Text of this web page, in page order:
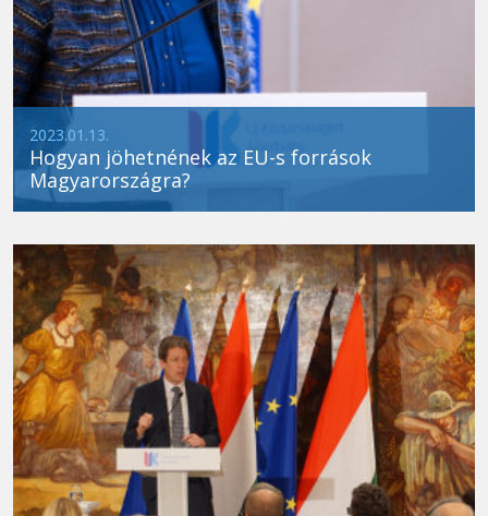
2023.01.13.
Hogyan jöhetnének az EU-s források
Magyarországra?